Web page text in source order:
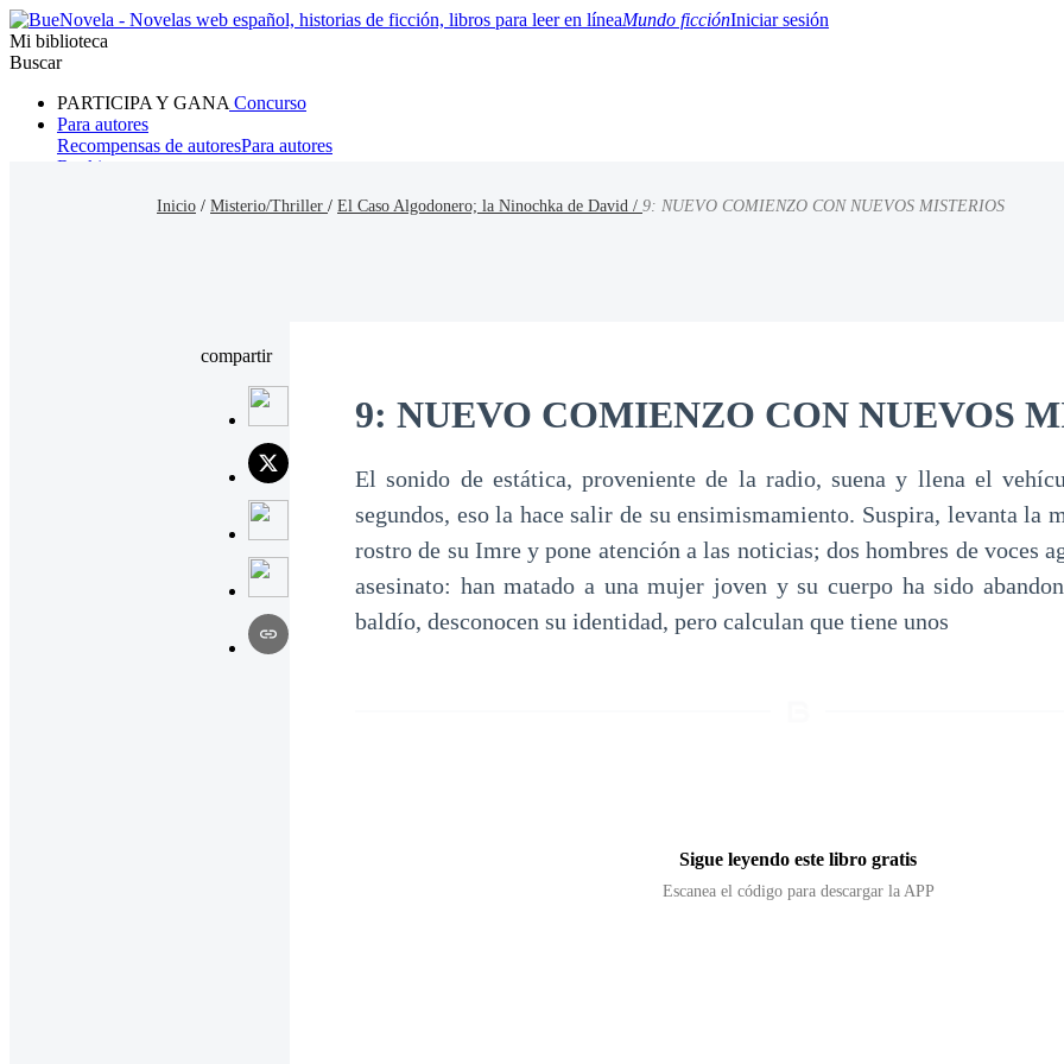
Mundo ficciónIniciar sesión
Mi biblioteca
Buscar
PARTICIPA Y GANA Concurso
Para autores
Recompensas de autoresPara autores
Ranking
Inicio / Misterio/Thriller / El Caso Algodonero; la Ninochka de David / 9: NUEVO COMIENZO CON NUEVOS MISTERIOS
compartir
9: NUEVO COMIENZO CON NUEVOS
El sonido de estática, proveniente de la radio, suena y llena el
segundos, eso la hace salir de su ensimismamiento. Suspira, levanta la
rostro de su Imre y pone atención a las noticias; dos hombres de voces
asesinato: han matado a una mujer joven y su cuerpo ha sido
baldío, desconocen su identidad, pero calculan que tiene unos
Sigue leyendo este libro gratis
Escanea el código para descargar la APP